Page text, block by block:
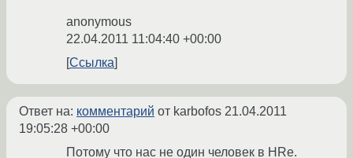
anonymous
22.04.2011 11:04:40 +00:00
Ссылка
Ответ на: комментарий от karbofos 21.04.2011
19:05:28 +00:00
Потому что нас не один человек в HRe.